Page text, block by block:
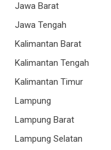
Jawa Barat
Jawa Tengah
Kalimantan Barat
Kalimantan Tengah
Kalimantan Timur
Lampung
Lampung Barat
Lampung Selatan